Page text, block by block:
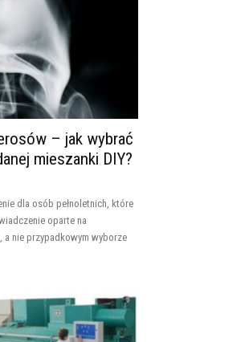
– jak wybrać
mieszanki DIY?
dla osób pełnoletnich, które
oparte na
a nie przypadkowym wyborze